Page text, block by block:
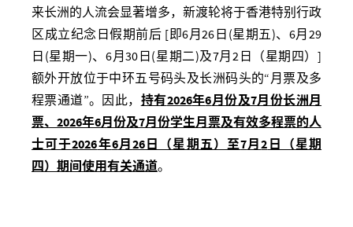
来长洲的人流会显著增多，新渡轮将于香港特别行政
区成立纪念日假期前后 [即6月26日 (星期五)、 6月29
日 (星期一)、6月30日(星期二)及7月 2日（星期四）]
额外开放位于中环五号码头及长洲码头的“月票及多
程票通道”。因此， 持有2026年6月份及7月份长洲月
票、 2026年6月份及7月份学生月票及有效多程票的人
士可于2026年6月26 日（星期五）至7月2 日（星期
四）期间使用有关通道。